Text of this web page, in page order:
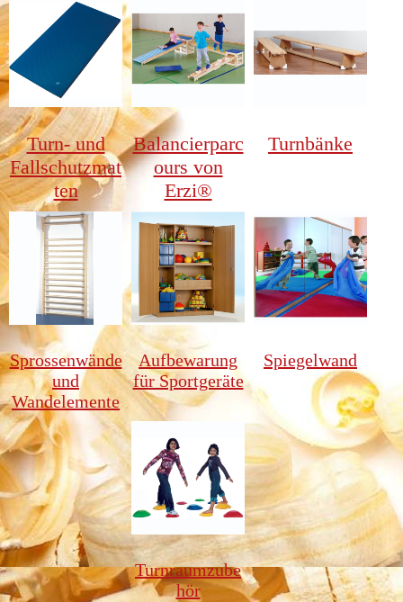
Turn- und
Fallschutzmat
ten
Balancierparc
ours von
Erzi®
Turnbänke
Sprossenwände
und
Wandelemente
Aufbewarung
für Sportgeräte
Spiegelwand
Turnraumzube
hör